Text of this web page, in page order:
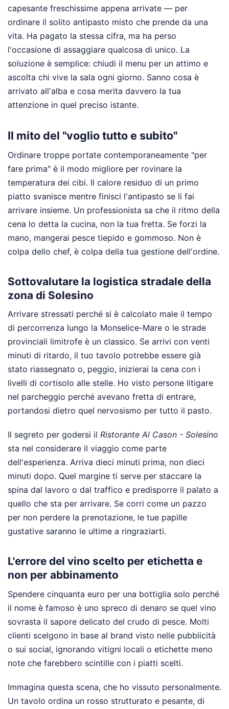
capesante freschissime appena arrivate — per
ordinare il solito antipasto misto che prende da una
vita. Ha pagato la stessa cifra, ma ha perso
l'occasione di assaggiare qualcosa di unico. La
soluzione è semplice: chiudi il menu per un attimo e
ascolta chi vive la sala ogni giorno. Sanno cosa è
arrivato all'alba e cosa merita davvero la tua
attenzione in quel preciso istante.
Il mito del "voglio tutto e subito"
Ordinare troppe portate contemporaneamente "per
fare prima" è il modo migliore per rovinare la
temperatura dei cibi. Il calore residuo di un primo
piatto svanisce mentre finisci l'antipasto se li fai
arrivare insieme. Un professionista sa che il ritmo della
cena lo detta la cucina, non la tua fretta. Se forzi la
mano, mangerai pesce tiepido e gommoso. Non è
colpa dello chef, è colpa della tua gestione dell'ordine.
Sottovalutare la logistica stradale della
zona di Solesino
Arrivare stressati perché si è calcolato male il tempo
di percorrenza lungo la Monselice-Mare o le strade
provinciali limitrofe è un classico. Se arrivi con venti
minuti di ritardo, il tuo tavolo potrebbe essere già
stato riassegnato o, peggio, inizierai la cena con i
livelli di cortisolo alle stelle. Ho visto persone litigare
nel parcheggio perché avevano fretta di entrare,
portandosi dietro quel nervosismo per tutto il pasto.
Il segreto per godersi il Ristorante Al Cason - Solesino
sta nel considerare il viaggio come parte
dell'esperienza. Arriva dieci minuti prima, non dieci
minuti dopo. Quel margine ti serve per staccare la
spina dal lavoro o dal traffico e predisporre il palato a
quello che sta per arrivare. Se corri come un pazzo
per non perdere la prenotazione, le tue papille
gustative saranno le ultime a ringraziarti.
L'errore del vino scelto per etichetta e
non per abbinamento
Spendere cinquanta euro per una bottiglia solo perché
il nome è famoso è uno spreco di denaro se quel vino
sovrasta il sapore delicato del crudo di pesce. Molti
clienti scelgono in base al brand visto nelle pubblicità
o sui social, ignorando vitigni locali o etichette meno
note che farebbero scintille con i piatti scelti.
Immagina questa scena, che ho vissuto personalmente.
Un tavolo ordina un rosso strutturato e pesante, di